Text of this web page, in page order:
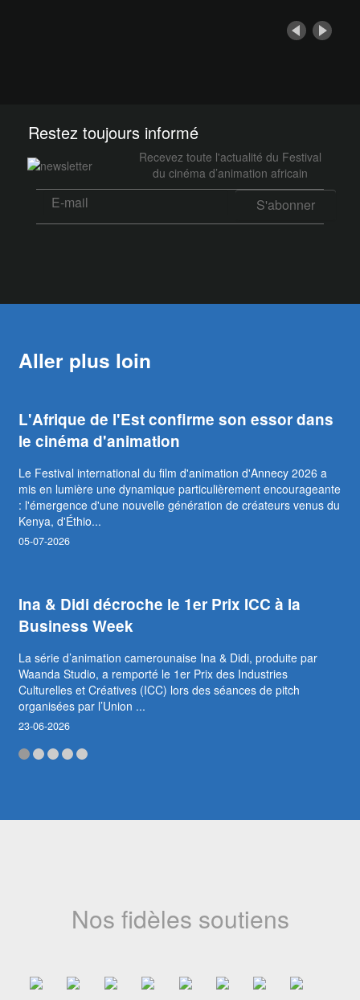
Restez toujours informé
Recevez toute l'actualité du Festival
du cinéma d’animation africain
Aller plus loin
L'Afrique de l'Est confirme son essor dans
le cinéma d'animation
Le Festival international du film d'animation d'Annecy 2026 a
mis en lumière une dynamique particulièrement encourageante
: l'émergence d'une nouvelle génération de créateurs venus du
Kenya, d'Éthio...
05-07-2026
Ina & Didi décroche le 1er Prix ICC à la
Business Week
La série d’animation camerounaise Ina & Didi, produite par
Waanda Studio, a remporté le 1er Prix des Industries
Culturelles et Créatives (ICC) lors des séances de pitch
organisées par l’Union ...
23-06-2026
A jamais dans nos mémoires
Nos fidèles soutiens